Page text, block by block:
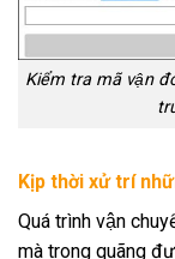
Kiểm tra mã vận
Kịp thời xử trí
Quá trình vận
mà trong quãng